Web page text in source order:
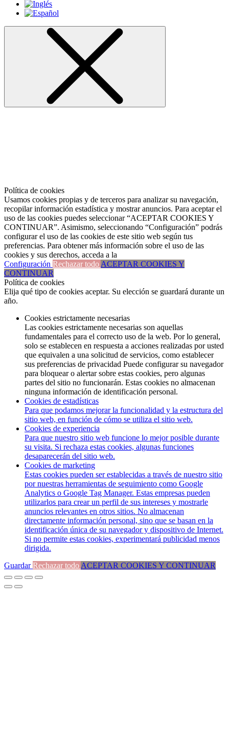
Política de cookies
Usamos cookies propias y de terceros para analizar su navegación,
recopilar información estadística y mostrar anuncios. Para aceptar el
uso de las cookies puedes seleccionar “ACEPTAR COOKIES Y
CONTINUAR”. Asimismo, seleccionando “Configuración” podrás
configurar el uso de las cookies de este sitio web según tus
preferencias. Para obtener más información sobre el uso de las
cookies y sus derechos, acceda a la
Configuración Rechazar todo ACEPTAR COOKIES Y
CONTINUAR
Política de cookies
Elija qué tipo de cookies aceptar. Su elección se guardará durante un
año.
Cookies estrictamente necesarias
Las cookies estrictamente necesarias son aquellas
fundamentales para el correcto uso de la web. Por lo general,
solo se establecen en respuesta a acciones realizadas por usted
que equivalen a una solicitud de servicios, como establecer
sus preferencias de privacidad Puede configurar su navegador
para bloquear o alertar sobre estas cookies, pero algunas
partes del sitio no funcionarán. Estas cookies no almacenan
ninguna información de identificación personal.
Cookies de estadísticas
Para que podamos mejorar la funcionalidad y la estructura del
sitio web, en función de cómo se utiliza el sitio web.
Cookies de experiencia
Para que nuestro sitio web funcione lo mejor posible durante
su visita. Si rechaza estas cookies, algunas funciones
desaparecerán del sitio web.
Cookies de marketing
Estas cookies pueden ser establecidas a través de nuestro sitio
por nuestras herramientas de seguimiento como Google
Analytics o Google Tag Manager. Estas empresas pueden
utilizarlos para crear un perfil de sus intereses y mostrarle
anuncios relevantes en otros sitios. No almacenan
directamente información personal, sino que se basan en la
identificación única de su navegador y dispositivo de Internet.
Si no permite estas cookies, experimentará publicidad menos
dirigida.
GuardarRechazar todo ACEPTAR COOKIES Y CONTINUAR